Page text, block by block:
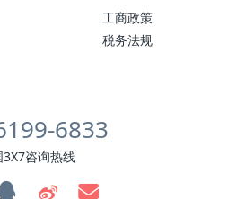
工商政策
税务法规
6833
3X7咨询热线